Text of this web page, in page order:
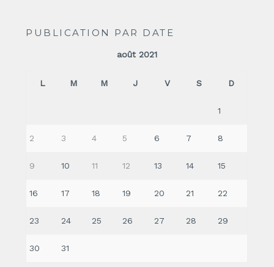
PUBLICATION PAR DATE
août 2021
L M M J V S D
1
2 3 4 5 6 7 8
9 10 11 12 13 14 15
16 17 18 19 20 21 22
23 24 25 26 27 28 29
30 31